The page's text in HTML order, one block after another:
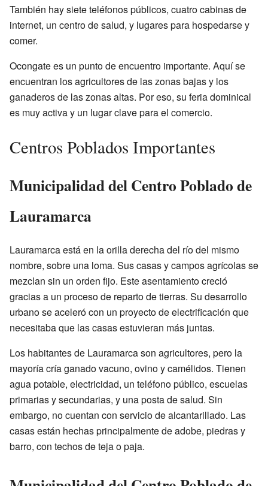
También hay siete teléfonos públicos, cuatro cabinas de
internet, un centro de salud, y lugares para hospedarse y
comer.
Ocongate es un punto de encuentro importante. Aquí se
encuentran los agricultores de las zonas bajas y los
ganaderos de las zonas altas. Por eso, su feria dominical
es muy activa y un lugar clave para el comercio.
Centros Poblados Importantes
Municipalidad del Centro Poblado de
Lauramarca
Lauramarca está en la orilla derecha del río del mismo
nombre, sobre una loma. Sus casas y campos agrícolas se
mezclan sin un orden fijo. Este asentamiento creció
gracias a un proceso de reparto de tierras. Su desarrollo
urbano se aceleró con un proyecto de electrificación que
necesitaba que las casas estuvieran más juntas.
Los habitantes de Lauramarca son agricultores, pero la
mayoría cría ganado vacuno, ovino y camélidos. Tienen
agua potable, electricidad, un teléfono público, escuelas
primarias y secundarias, y una posta de salud. Sin
embargo, no cuentan con servicio de alcantarillado. Las
casas están hechas principalmente de adobe, piedras y
barro, con techos de teja o paja.